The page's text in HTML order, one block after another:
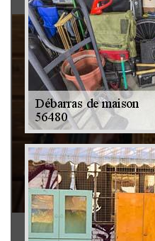
Rachat